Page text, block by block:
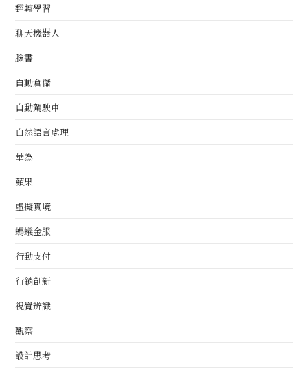
翻轉學習
聊天機器人
臉書
自動倉儲
自動駕駛車
自然語言處理
華為
蘋果
虛擬實境
螞蟻金服
行動支付
行銷創新
視覺辨識
觀察
設計思考